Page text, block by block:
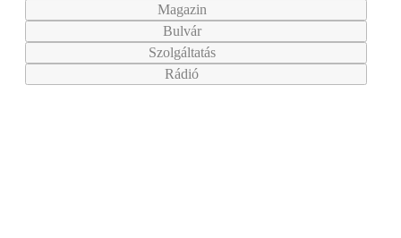
Magazin
Bulvár
Szolgáltatás
Rádió